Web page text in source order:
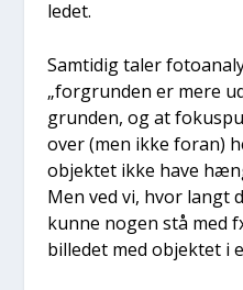
le­det.
Sam­ti­dig taler
„for­grun­den er mere
grun­den, og at
over (men ikke for­an)
objek­tet ikke have
Men ved vi, hvor langt
kun­ne nogen stå med
bil­le­det med objek­tet i